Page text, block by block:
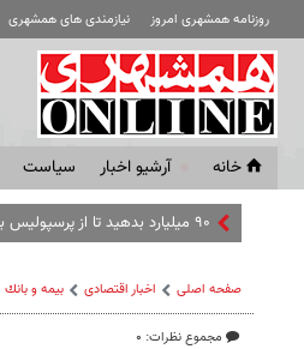
روزنامه همشهری امروز نیازمندی های همشهری
خانه آرشیو اخبار سياست
۹۰ میلیارد بدهید تا از پرسپولیس بروم | تارتار نامه عد
صفحه اصلی اخبار اقتصادی بيمه و بانك
مجموع نظرات: ۰